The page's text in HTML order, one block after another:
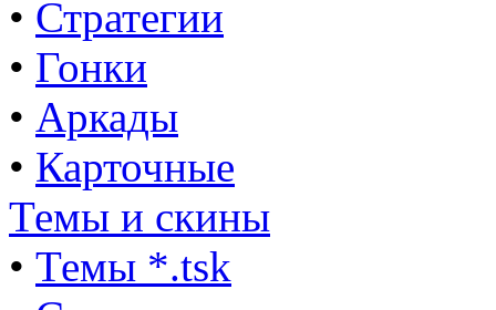
• Стратегии
• Гонки
• Аркады
• Карточные
Темы и скины
• Темы *.tsk